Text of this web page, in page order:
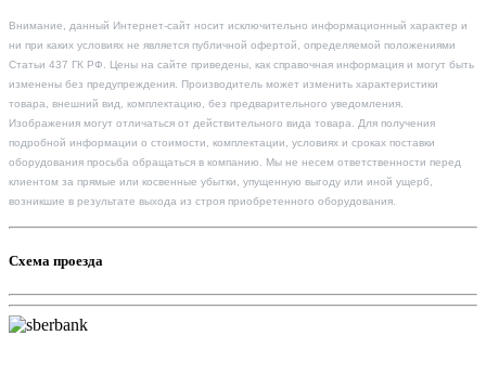
Внимание, данный Интернет-сайт носит исключительно информационный характер и
ни при каких условиях не является публичной офертой, определяемой положениями
Статьи 437 ГК РФ. Цены на сайте приведены, как справочная информация и могут быть
изменены без предупреждения. Производитель может изменить характеристики
товара, внешний вид, комплектацию, без предварительного уведомления.
Изображения могут отличаться от действительного вида товара. Для получения
подробной информации о стоимости, комплектации, условиях и сроках поставки
оборудования просьба обращаться в компанию. Мы не несем ответственности перед
клиентом за прямые или косвенные убытки, упущенную выгоду или иной ущерб,
возникшие в результате выхода из строя приобретенного оборудования.
Схема проезда